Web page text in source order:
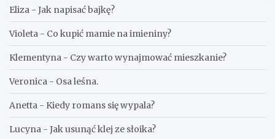
Eliza - Jak napisać bajkę?
Violeta - Co kupić mamie na imieniny?
Klementyna - Czy warto wynajmować mieszkanie?
Veronica - Osa leśna.
Anetta - Kiedy romans się wypala?
Lucyna - Jak usunąć klej ze słoika?